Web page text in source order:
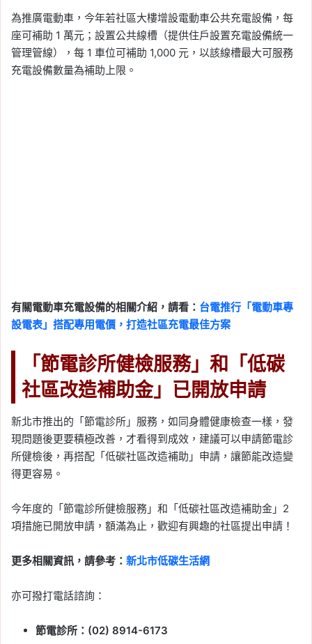
為推廣電動車，今年若社區大樓增設電動車公共充電設備，每
座可補助 1 萬元；設置公共線槽（提供住戶設置充電設備統一
管理管線），每 1 車位可補助 1,000 元，以該線槽最大可服務
充電設備數量為補助上限。
有關電動車充電設備的相關介紹，請看： 台電推行「電動車專
設電表」搭配專用電價，打造社區充電最佳方案
「節電診所健檢服務」和「低碳
社區改造補助金」已開放申請
新北市推出的「節電診所」服務，如同身體健康檢查一樣，發
現問題後更要積極改善，才看得到成效，建議可以申請節電診
所健檢後，再搭配「低碳社區改造補助」申請，讓節能改造變
得更容易。
今年度的「節電診所健檢服務」和「低碳社區改造補助金」2
項措施已開放申請，額滿為止，歡迎有興趣的社區提出申請！
更多相關資訊，請參考： 新北市低碳生活網
亦可撥打電話諮詢：
節電診所：(02) 8914-6173